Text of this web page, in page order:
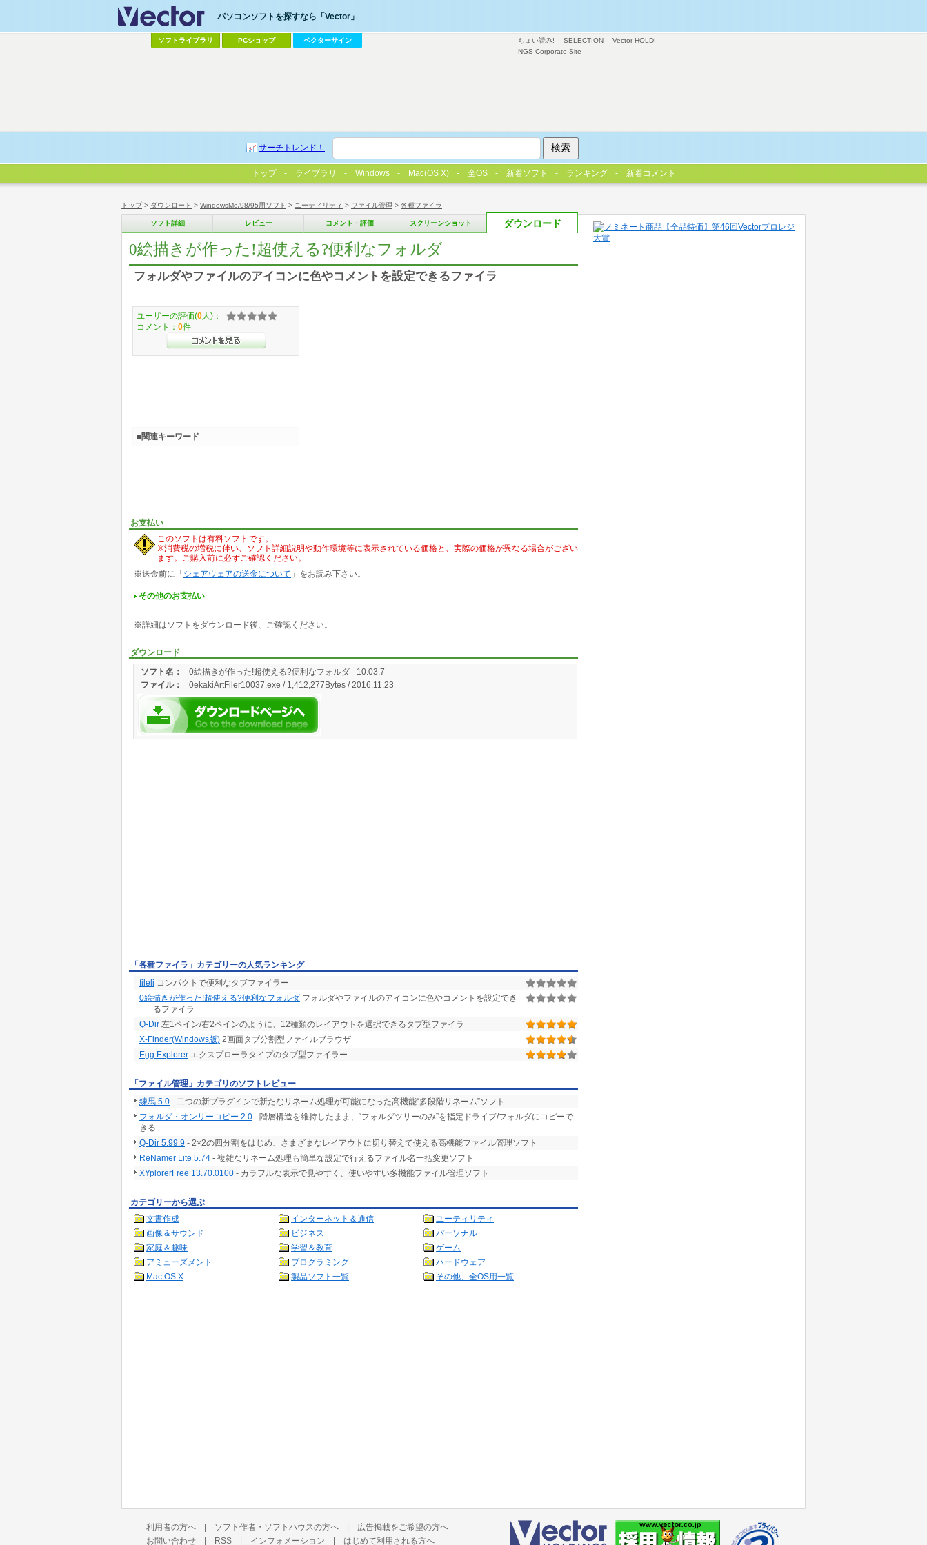
トップ> ダウンロード > WindowsMe/98/95用ソフト > ユーティリティ > ファイル管理 > 各種ファイラ
ソフト詳細 レビュー コメント・評価 スクリーンショット ダウンロード
0絵描きが作った!超使える?便利なフォルダ
フォルダやファイルのアイコンに色やコメントを設定できるファイラ
お支払い
このソフトは有料ソフトです。
※消費税の増税に伴い、ソフト詳細説明や動作環境等に表示されている価格と、実際の価格が異なる場合がござい
ます。ご購入前に必ずご確認ください。
※送金前に「シェアウェアの送金について 」をお読み下さい。
その他のお支払い
※詳細はソフトをダウンロード後、ご確認ください。
ダウンロード
ソフト名：
0絵描きが作った!超使える?便利なフォルダ 10.03.7
ファイル： 0ekakiArtFiler10037.exe / 1,412,277Bytes / 2016.11.23
ユーザーの評価(0 人)：
コメント： 0件
■関連キーワード
「各種ファイラ」カテゴリーの人気ランキング
fileli コンパクトで便利なタブファイラー
0絵描きが作った!超使える?便利なフォルダ フォルダやファイルのアイコンに色やコメントを設定でき
るファイラ
Q-Dir 左1ペイン/右2ペインのように、12種類のレイアウトを選択できるタブ型ファイラ
X-Finder(Windows版) 2画面タブ分割型ファイルブラウザ
Egg Explorer エクスプローラタイプのタブ型ファイラー
「ファイル管理」カテゴリのソフトレビュー
練馬 5.0 - 二つの新プラグインで新たなリネーム処理が可能になった高機能“多段階リネーム”ソフト
フォルダ・オンリーコピー 2.0 - 階層構造を維持したまま、“フォルダツリーのみ”を指定ドライブ/フォルダにコピーで
きる
Q-Dir 5.99.9 - 2×2の四分割をはじめ、さまざまなレイアウトに切り替えて使える高機能ファイル管理ソフト
ReNamer Lite 5.74 - 複雑なリネーム処理も簡単な設定で行えるファイル名一括変更ソフト
XYplorerFree 13.70.0100 - カラフルな表示で見やすく、使いやすい多機能ファイル管理ソフト
カテゴリーから選ぶ
文書作成
インターネット＆通信
ユーティリティ
画像＆サウンド
ビジネス
パーソナル
家庭＆趣味
学習＆教育
ゲーム
アミューズメント
プログラミング
ハードウェア
Mac OS X
製品ソフト一覧 その他、全OS用一覧
ちょい読み! SELECTION
Vector HOLDI
NGS Corporate Site
パソコンソフトを探すなら「Vector」
ソフトライブラリ PCショップ ベクターサイン
サーチトレンド！
トップ ライブラリ Windows Mac(OS X) 全OS 新着ソフト ランキング 新着コメント
利用者の方へ | ソフト作者・ソフトハウスの方へ | 広告掲載をご希望の方へ
お問い合わせ | RSS | インフォメーション | はじめて利用される方へ